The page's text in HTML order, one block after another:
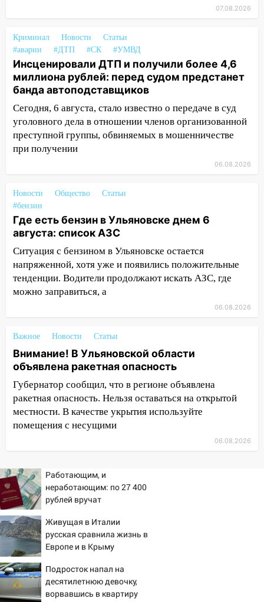
подвез троих незнакомцев на трассе и
заработал уголовное дело
18:14 Прогноз погоды на 6 августа в
Ульяновской области
18:00 Мотофристайл, рок и силовой
экстрим: в Ульяновске пройдет
большой фестиваль «Наше время»
17:30
августа после рабочего дня: список АЗС
17:05
«Обыск» по видеосвязи: в
Ульяновске задержали 19-летнюю
сообщницу мошенников
16:12 Едва не перерезал горло: в
Вешкайме посиделки с судимым
знакомым закончились для женщины
больницей
16:06
18-летняя девушка без прав
перевернулась на мопеде и попала в
15:59
Ульяновец отдал более 14
миллионов рублей за криминальное
покровительство
15:32 На «кольце» кроссовер сбил 18-
летнего мопедиста
15:00 В Ульяновске после тройного ДТП
госпитализировали 25-летнего байкера
14:32
надвигается жара
14:08
Пешеход переходил по «зебре»:
подробности серьезной аварии на
Фруктовой
13:30
В Димитровграде на улице
Трудовой горело здание
13:00
Водитель без прав врезался в
припаркованный автомобиль
07.08.2026
Криминал Новости
Статьи
#аварии
#ДТП #СК #УМВД
Инсценировали ДТП и получили более 4,6
миллиона рублей: перед судом предстанет
банда автоподставщиков
Сегодня, 6 августа, стало известно о передаче в суд
уголовного дела в отношении членов организованной
преступной группы, обвиняемых в мошенничестве
при получении
06.08.2026
Новости Общество
Статьи
#бензин
Где есть бензин в Ульяновске днем 6
августа: список АЗС
Ситуация с бензином в Ульяновске остается
напряженной, хотя уже и появились положительные
тенденции. Водители продолжают искать АЗС, где
можно заправиться, а
06.08.2026
Важное Новости Статьи
Внимание! В Ульяновской области
объявлена ракетная опасность
Губернатор сообщил, что в регионе объявлена
ракетная опасность. Нельзя оставаться на открытой
местности. В качестве укрытия используйте
помещения с несущими
06.08.2026
Работающим, и
неработающим: по 27 400
рублей вручат
PrimaMedia.ru
Живущая в Италии
русская сравнила жизнь в
Европе и в Крыму
Подросток напал на
десятилетнюю девочку,
ворвавшись в квартиру